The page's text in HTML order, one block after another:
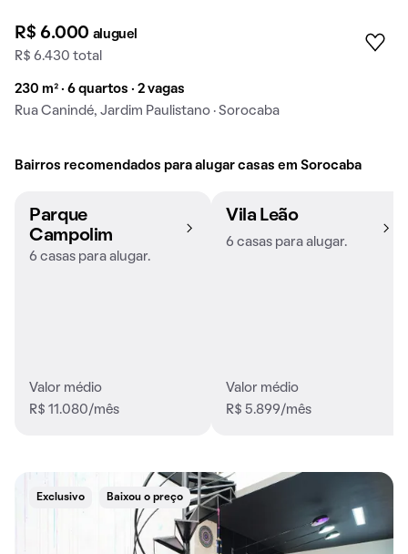
R$ 6.000 aluguel
R$ 6.430 total
230 m² · 6 quartos · 2 vagas
Rua Canindé, Jardim Paulistano · Sorocaba
Bairros recomendados para alugar casas em Sorocaba
Parque
Campolim
6 casas para alugar.
Valor médio
R$ 11.080/mês
Vila Leão
6 casas para alugar.
Valor médio
R$ 5.899/mês
Exclusivo Baixou o preço